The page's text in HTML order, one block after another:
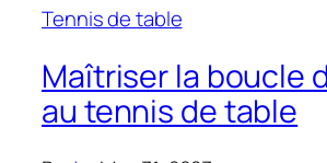
Tennis de table
Maîtriser la boucle
au tennis de table